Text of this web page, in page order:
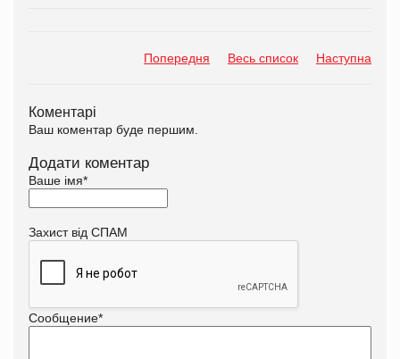
Попередня Весь список Наступна
Коментарі
Ваш коментар буде першим.
Додати коментар
Ваше імя*
Захист від СПАМ
Сообщение*